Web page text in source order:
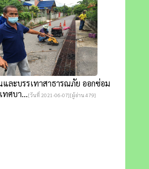
และบรรเทาสาธารณภัย ออกซ่อม
ทศบา...[วันที่ 2021-06-07][ผู้อ่าน 479]